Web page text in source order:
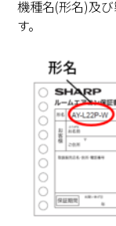
機種名(形名)及
す。